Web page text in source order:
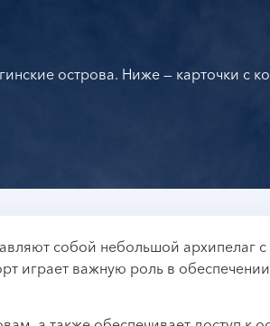
острова. Ниже — карточки с
собой небольшой архипелаг
играет важную роль в